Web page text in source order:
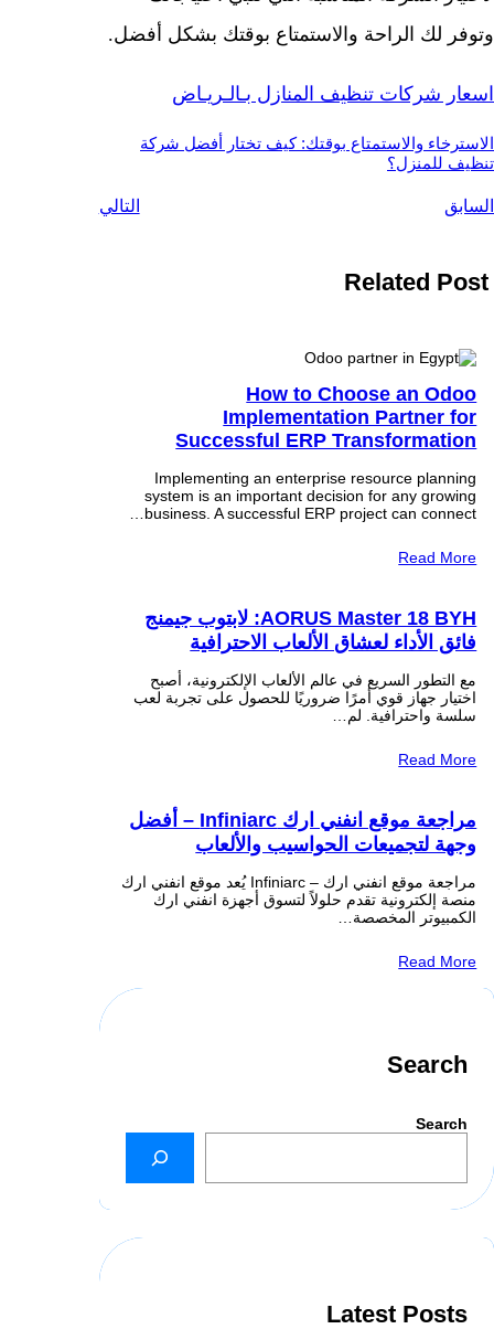
وتوفر لك الراحة والاستمتاع بوقتك بشكل أفضل.
اسعار شركات تنظيف المنازل بـالـريـاض
الاسترخاء والاستمتاع بوقتك: كيف تختار أفضل شركة
تنظيف للمنزل؟
السابق التالي
Related Post
How to Choose an Odoo
Implementation Partner for
Successful ERP Transformation
Implementing an enterprise resource planning
system is an important decision for any growing
business. A successful ERP project can connect…
Read More
AORUS Master 18 BYH: لابتوب جيمنج
فائق الأداء لعشاق الألعاب الاحترافية
مع التطور السريع في عالم الألعاب الإلكترونية، أصبح
اختيار جهاز قوي أمرًا ضروريًا للحصول على تجربة لعب
سلسة واحترافية. لم…
Read More
مراجعة موقع انفني ارك Infiniarc – أفضل
وجهة لتجميعات الحواسيب والألعاب
مراجعة موقع انفني ارك – Infiniarc يُعد موقع انفني ارك
منصة إلكترونية تقدم حلولاً لتسوق أجهزة انفني ارك
الكمبيوتر المخصصة…
Read More
Search
Search
Latest Posts